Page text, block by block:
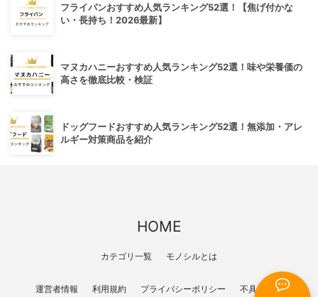
フライパンおすすめ人気ランキング52選！【焦げ付かな
い・長持ち！2026最新】
マヌカハニーおすすめ人気ランキング52選！味や栄養価の
高さを徹底比較・検証
ドッグフードおすすめ人気ランキング52選！無添加・アレ
ルギー対策商品を紹介
HOME
カテゴリ一覧 モノシルとは
運営者情報 利用規約 プライバシーポリシー 不具合報告